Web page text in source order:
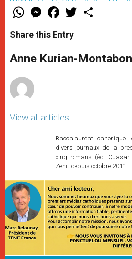
W
t
s
p
p
M
e
s
e
g
e
F
a
e
b
o
k
w
r
Share this Entry
Anne Kurian-
View all articles
Baccalauréat
divers journaux de la
cinq romans (éd.
Zenit depuis octobre 2011.